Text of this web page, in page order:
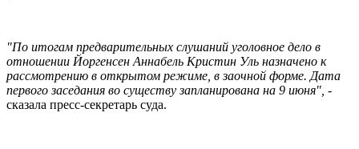
"По итогам предварительных слушаний уголовное дело в
отношении Йоргенсен Аннабель Кристин Уль назначено к
рассмотрению в открытом режиме, в заочной форме. Дата
первого заседания во существу запланирована на 9 июня", -
сказала пресс-секретарь суда.